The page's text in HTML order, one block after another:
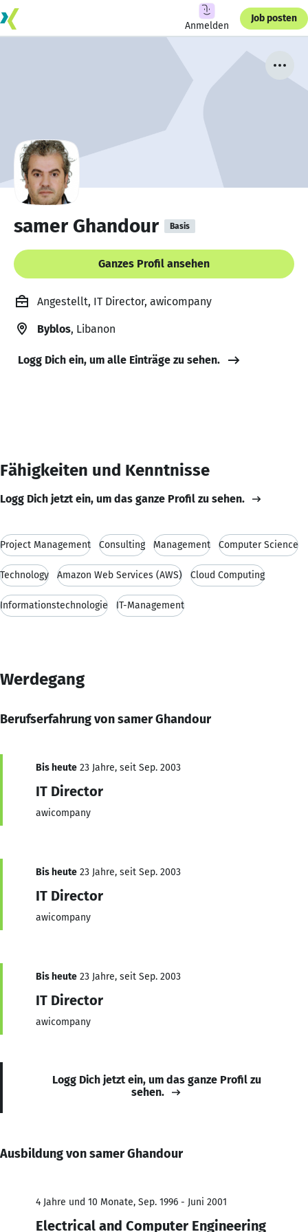
Anmelden
Job posten
samer Ghandour Basis
Ganzes Profil ansehen
Angestellt, IT Director, awicompany
Byblos, Libanon
Logg Dich ein, um alle Einträge zu sehen.
Fähigkeiten und Kenntnisse
Logg Dich jetzt ein, um das ganze Profil zu sehen.
Project Management Consulting Management Computer Science
Technology Amazon Web Services (AWS) Cloud Computing
Informationstechnologie IT-Management
Werdegang
Berufserfahrung von samer Ghandour
Bis heute 23 Jahre, seit Sep. 2003
IT Director
awicompany
Bis heute 23 Jahre, seit Sep. 2003
IT Director
awicompany
Bis heute 23 Jahre, seit Sep. 2003
IT Director
awicompany
Logg Dich jetzt ein, um das ganze Profil zu
sehen.
Ausbildung von samer Ghandour
4 Jahre und 10 Monate, Sep. 1996 - Juni 2001
Electrical and Computer Engineering